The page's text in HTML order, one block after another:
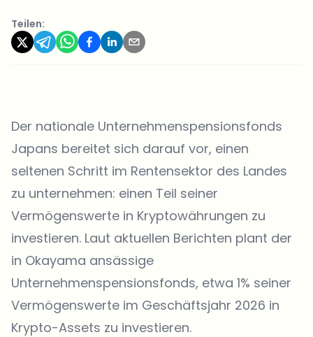
Teilen:
Der nationale Unternehmenspensionsfonds
Japans bereitet sich darauf vor, einen
seltenen Schritt im Rentensektor des Landes
zu unternehmen: einen Teil seiner
Vermögenswerte in Kryptowährungen zu
investieren. Laut aktuellen Berichten plant der
in Okayama ansässige
Unternehmenspensionsfonds, etwa 1% seiner
Vermögenswerte im Geschäftsjahr 2026 in
Krypto-Assets zu investieren.